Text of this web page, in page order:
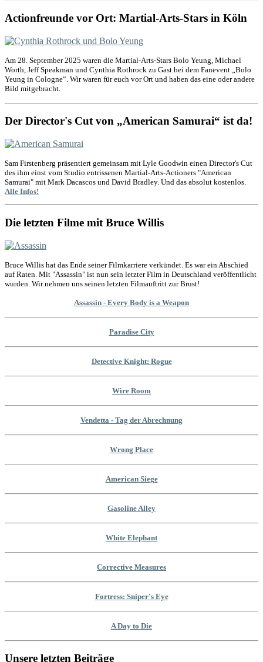
Actionfreunde vor Ort: Martial-Arts-Stars in Köln
Am 28. September 2025 waren die Martial-Arts-Stars Bolo Yeung, Michael
Worth, Jeff Speakman und Cynthia Rothrock zu Gast bei dem Fanevent „Bolo
Yeung in Cologne“. Wir waren für euch vor Ort und haben das eine oder andere
Bild mitgebracht.
Der Director's Cut von „American Samurai“ ist da!
Sam Firstenberg präsentiert gemeinsam mit Lyle Goodwin einen Director's Cut
des ihm einst vom Studio entrissenen Martial-Arts-Actioners "American
Samurai" mit Mark Dacascos und David Bradley. Und das absolut kostenlos.
Alle Infos!
Die letzten Filme mit Bruce Willis
Bruce Willis hat das Ende seiner Filmkarriere verkündet. Es war ein Abschied
auf Raten. Mit "Assassin" ist nun sein letzter Film in Deutschland veröffentlicht
wurden. Wir nehmen uns seinen letzten Filmauftritt zur Brust!
Assassin - Every Body is a Weapon
Paradise City
Detective Knight: Rogue
Wire Room
Vendetta - Tag der Abrechnung
Wrong Place
American Siege
Gasoline Alley
White Elephant
Corrective Measures
Fortress: Sniper's Eye
A Day to Die
Unsere letzten Beiträge